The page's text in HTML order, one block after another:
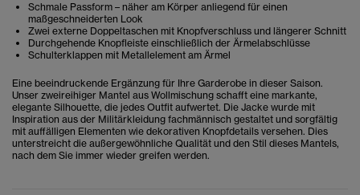
Schmale Passform – näher am Körper anliegend für einen
maßgeschneiderten Look
Zwei externe Doppeltaschen mit Knopfverschluss und längerer Schnitt
Durchgehende Knopfleiste einschließlich der Ärmelabschlüsse
Schulterklappen mit Metallelement am Ärmel
Eine beeindruckende Ergänzung für Ihre Garderobe in dieser Saison.
Unser zweireihiger Mantel aus Wollmischung schafft eine markante,
elegante Silhouette, die jedes Outfit aufwertet. Die Jacke wurde mit
Inspiration aus der Militärkleidung fachmännisch gestaltet und sorgfältig
mit auffälligen Elementen wie dekorativen Knopfdetails versehen. Dies
unterstreicht die außergewöhnliche Qualität und den Stil dieses Mantels,
nach dem Sie immer wieder greifen werden.